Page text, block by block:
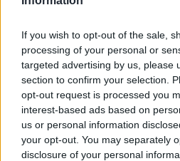
If you wish to opt-out of the sale,
processing of your personal or
targeted advertising by us, please
section to confirm your selection.
opt-out request is processed you
interest-based ads based on
us or personal information
your opt-out. You may separately
disclosure of your personal